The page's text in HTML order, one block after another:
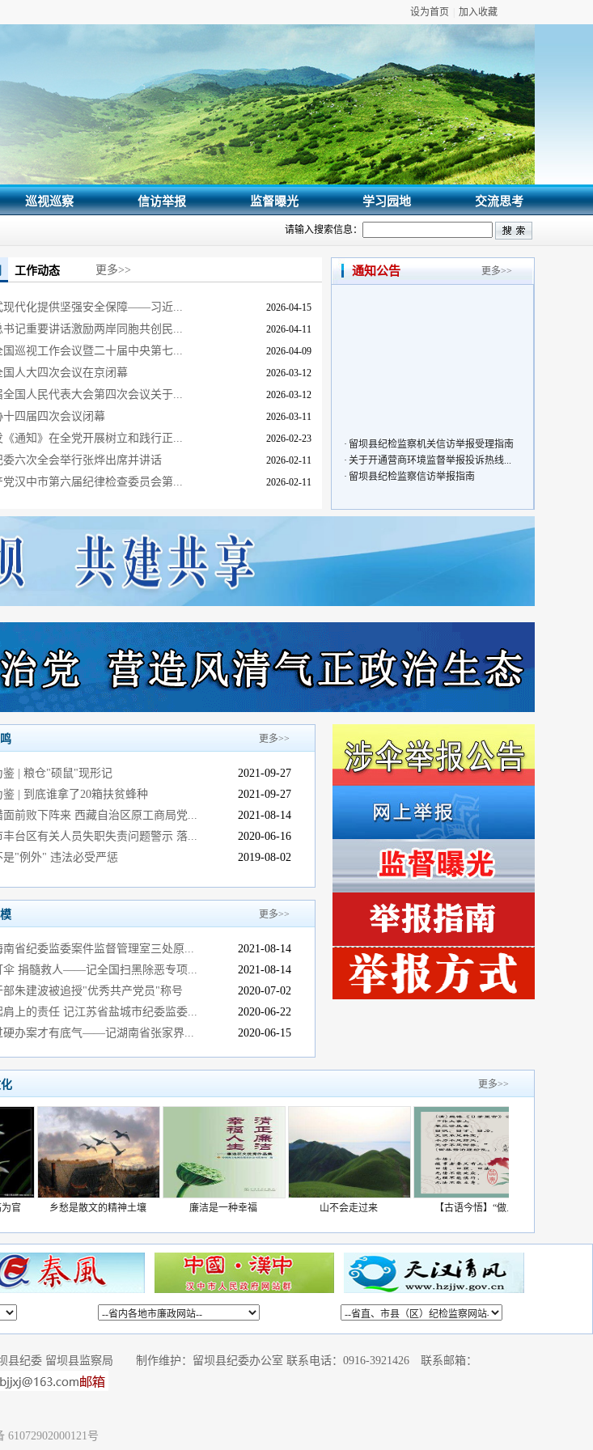
设为首页 加入收藏
巡视巡察 信访举报 监督曝光 学习园地 交流思考
请输入搜索信息：
工作动态 更多>>
现代化提供坚强安全保障——习近... 2026-04-15
书记重要讲话激励两岸同胞共创民... 2026-04-11
国巡视工作会议暨二十届中央第七... 2026-04-09
国人大四次会议在京闭幕 2026-03-12
全国人民代表大会第四次会议关于... 2026-03-12
十四届四次会议闭幕 2026-03-11
《通知》在全党开展树立和践行正... 2026-02-23
委六次全会举行张烨出席并讲话 2026-02-11
党汉中市第六届纪律检查委员会第... 2026-02-11
通知公告 更多>>
·留坝县纪检监察机关信访举报受理指南
关于开通营商环境监督举报投诉热线...
·留坝县纪检监察信访举报指南
· 关于开通营商环境监督举报投诉热线...
· 留坝县纪检监察信访举报指南
更多>>
鉴 | 粮仓"硕鼠"现形记
2021-09-27
鉴 | 到底谁拿了20箱扶贫蜂种
2021-09-27
面前败下阵来 西藏自治区原工商局党...
2021-08-14
丰台区有关人员失职失责问题警示 落...
2020-06-16
是"例外" 违法必受严惩 2019-08-02
更多>>
南省纪委监委案件监督管理室三处原...
2021-08-14
伞 捐髓救人——记全国扫黑除恶专项...
2021-08-14
部朱建波被追授"优秀共产党员"称号
2020-07-02
肩上的责任 记江苏省盐城市纪委监委...
2020-06-22
硬办案才有底气——记湖南省张家界... 2020-06-15
更多>>
乡愁是散文的精神土壤 廉洁是一种幸福 山不会走过来 【古语今悟】“做...
县纪委 留坝县监察局 制作维护：留坝县纪委办公室 联系电话：0916-3921426 联系邮箱：
61072902000121号